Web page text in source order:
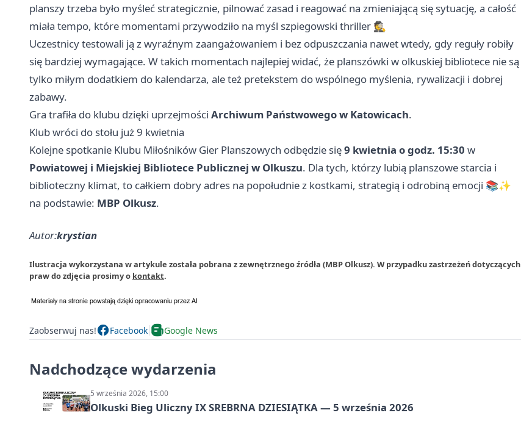
planszy trzeba było myśleć strategicznie, pilnować zasad i reagować na zmieniającą się sytuację, a całość
miała tempo, które momentami przywodziło na myśl szpiegowski thriller 🕵️
Uczestnicy testowali ją z wyraźnym zaangażowaniem i bez odpuszczania nawet wtedy, gdy reguły robiły
się bardziej wymagające. W takich momentach najlepiej widać, że planszówki w olkuskiej bibliotece nie są
tylko miłym dodatkiem do kalendarza, ale też pretekstem do wspólnego myślenia, rywalizacji i dobrej
zabawy.
Gra trafiła do klubu dzięki uprzejmości Archiwum Państwowego w Katowicach.
Klub wróci do stołu już 9 kwietnia
Kolejne spotkanie Klubu Miłośników Gier Planszowych odbędzie się9 kwietnia o godz. 15:30 w
Powiatowej i Miejskiej Bibliotece Publicznej w Olkuszu. Dla tych, którzy lubią planszowe starcia i
biblioteczny klimat, to całkiem dobry adres na popołudnie z kostkami, strategią i odrobiną emocji 📚✨
na podstawie: MBP Olkusz.
Autor:krystian
Ilustracja wykorzystana w artykule została pobrana z zewnętrznego źródła (MBP Olkusz). W przypadku zastrzeżeń dotyczących
praw do zdjęcia prosimy o kontakt.
Zaobserwuj nas! Facebook Google News
Nadchodzące wydarzenia
5 września 2026, 15:00
Olkuski Bieg Uliczny IX SREBRNA DZIESIĄTKA — 5 września 2026